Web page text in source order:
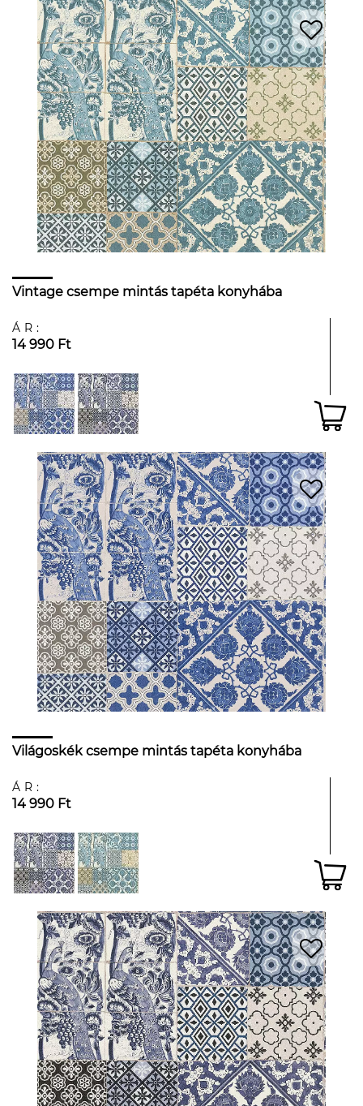
Vintage csempe mintás tapéta konyhába
ÁR:
14 990 Ft
Világoskék csempe mintás tapéta konyhába
ÁR:
14 990 Ft